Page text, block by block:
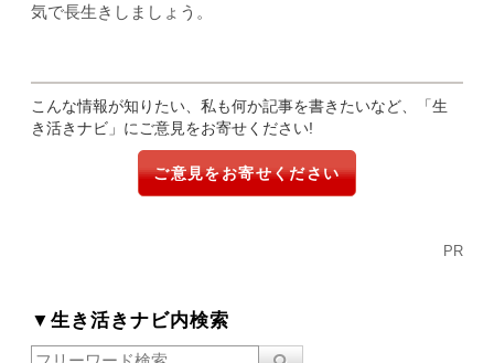
気で長生きしましょう。
こんな情報が知りたい、私も何か記事を書きたいなど、「生
き活きナビ」にご意見をお寄せください!
ご意見をお寄せください
PR
▼生き活きナビ内検索